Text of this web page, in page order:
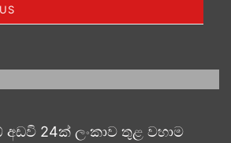
24ක් ලංකාව තුළ වහාම